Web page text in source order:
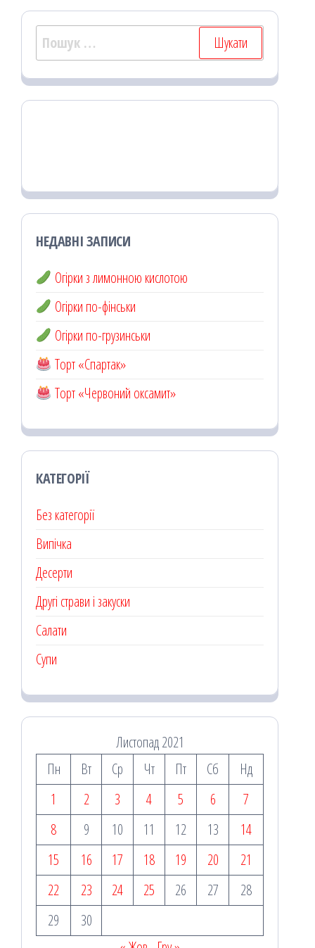
Пошук:
НЕДАВНІ ЗАПИСИ
Огірки з лимонною кислотою
Огірки по-фінськи
Огірки по-грузинськи
Торт «Спартак»
Торт «Червоний оксамит»
КАТЕГОРІЇ
Без категорії
Випічка
Десерти
Другі страви і закуски
Салати
Супи
Листопад 2021
Пн
Вт Ср Чт Пт Сб
Нд
1
2 3 4 5 6
7
8
9 10 11 12 13
14
15
16 17 18 19 20
21
22
23 24 25 26 27
28
29
30